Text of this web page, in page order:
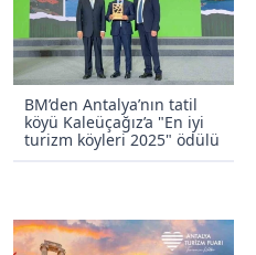
BM’den Antalya’nın tatil
köyü Kaleüçağız’a "En iyi
turizm köyleri 2025" ödülü